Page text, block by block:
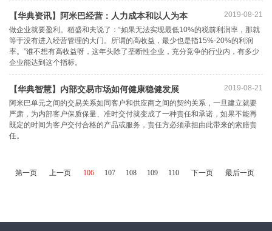
【华典资讯】阿米巴经营：人力成本和以人为本
2019-08-21
做企业就要盈利。稻盛和夫说了：“如果无法实现最低10%的税前利润率，那就
等于没有进入经营管理的大门。所谓的高收益，最少也是指15%-20%的利润
率。”谁不想有高收益呀，这年头除了垄断性企业，充分竞争的行业内，有多少
企业能达到这个指标。
【华典智慧】内部交易市场如何健康稳健发展
2019-08-21
阿米巴单元之间的交易关系如同客户和供应商之间的契约关系，一旦建立就要
严肃，为内部客户保质保量、准时交付就变成了一种责任和承诺，如果不能再
既定的时间为客户交付合格的产品或服务，责任方必须承担由此带来的索赔责
任。
第一页 上一页 106 107 108 109 110 下一页 最后一页